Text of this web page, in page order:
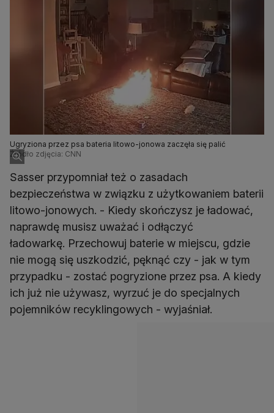
Ugryziona przez psa bateria litowo-jonowa zaczęła się palić
Źródło zdjęcia: CNN
Sasser przypomniał też o zasadach
bezpieczeństwa w związku z użytkowaniem baterii
litowo-jonowych. - Kiedy skończysz je ładować,
naprawdę musisz uważać i odłączyć
ładowarkę. Przechowuj baterie w miejscu, gdzie
nie mogą się uszkodzić, pęknąć czy - jak w tym
przypadku - zostać pogryzione przez psa. A kiedy
ich już nie używasz, wyrzuć je do specjalnych
pojemników recyklingowych - wyjaśniał.